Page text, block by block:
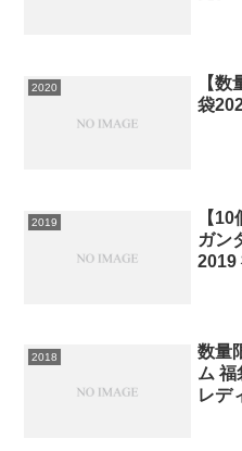
2020
【
袋
2019
【
ガン
2019
2018
数量
ム 福
レデ